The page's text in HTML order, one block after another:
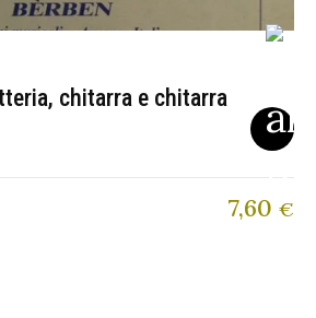
chitarra e chitarra
7,60 €